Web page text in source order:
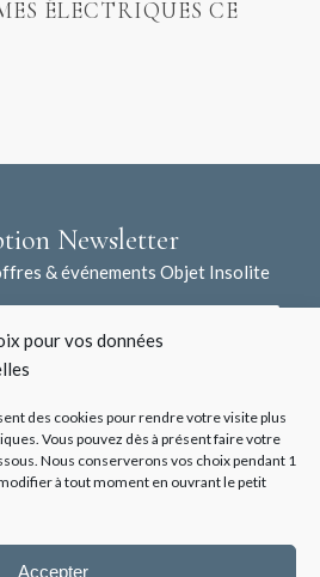
pour vos données
des cookies pour rendre votre visite plus
Vous pouvez dès à présent faire votre
Nous conserverons vos choix pendant 1
à tout moment en ouvrant le petit
Accepter
ÉLECTRIQUES CE
Newsletter
& événements Objet Insolite
données à l'aide de ce formulaire /